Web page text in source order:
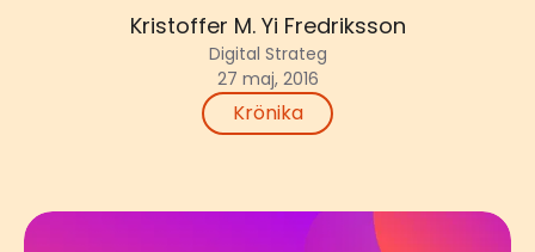
Kristoffer M. Yi Fredriksson
Digital Strateg
27 maj, 2016
Krönika